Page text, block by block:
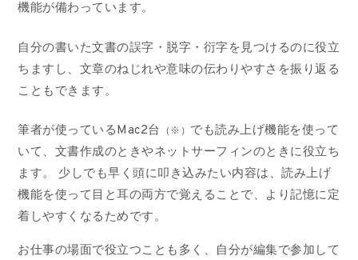
機能が備わっています。
自分の書いた文書の誤字・脱字・衍字を見つけるのに役立
ちますし、文章のねじれや意味の伝わりやすさを振り返る
こともできます。
筆者が使っているMac2台 （※） でも読み上げ機能を使って
いて、文書作成のときやネットサーフィンのときに役立ち
ます。 少しでも早く頭に叩き込みたい内容は、読み上げ
機能を使って目と耳の両方で覚えることで、より記憶に定
着しやすくなるためです。
お仕事の場面で役立つことも多く、自分が編集で参加して